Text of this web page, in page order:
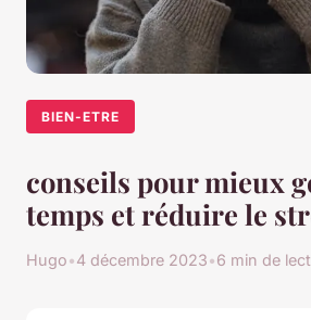
BIEN-ETRE
conseils pour mieux
temps et réduire le
Hugo•4 décembre 2023•6 min de